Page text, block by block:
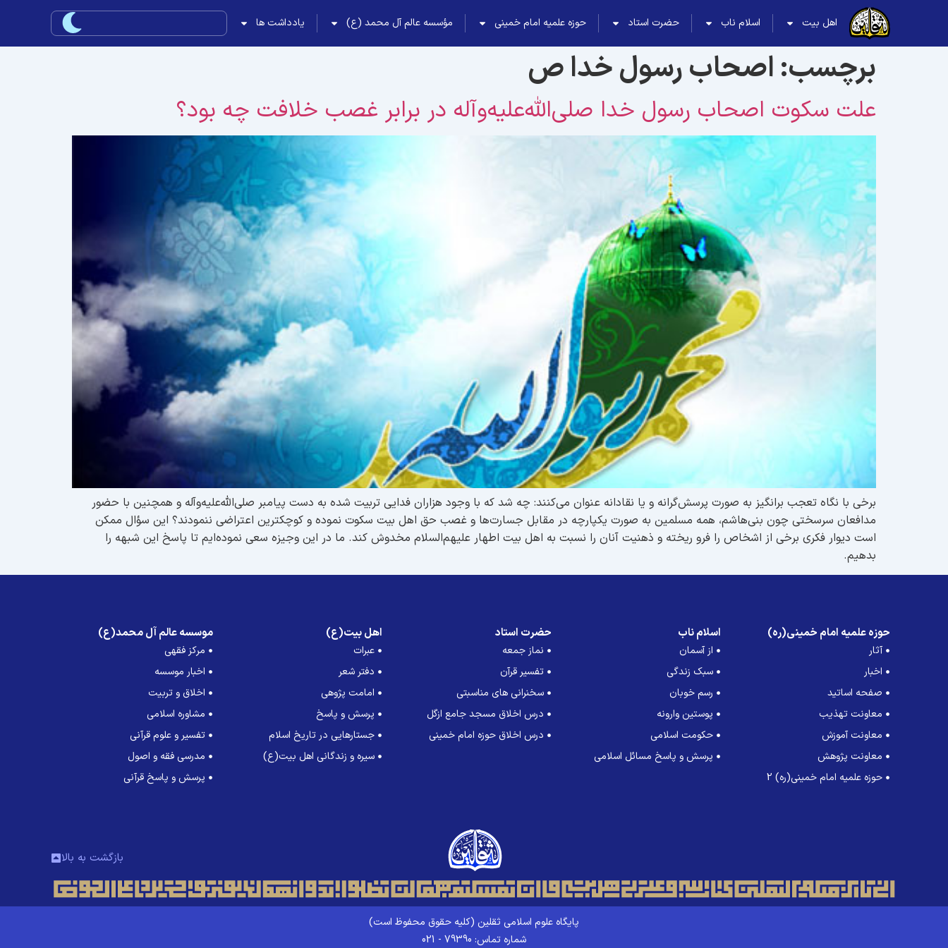
اهل بیت اسلام ناب حضرت استاد حوزه علمیه امام خمینی مؤسسه عالم آل محمد (ع) یادداشت ها
برچسب: اصحاب رسول خدا ص
علت سکوت اصحاب رسول خدا صلی‌الله‌علیه‌وآله در برابر غصب خلافت چه بود؟
برخی با نگاه تعجب برانگیز به صورت پرسش‌گرانه و یا نقادانه عنوان می‌کنند: چه شد که با وجود هزاران فدایی تربیت شده به دست پیامبر صلی‌الله‌علیه‌وآله و همچنین با حضور
مدافعان سرسختی چون بنی‌هاشم، همه مسلمین به صورت یکپارچه در مقابل جسارت‌ها و غصب حق اهل بیت سکوت نموده و کوچکترین اعتراضی ننمودند؟ این سؤال ممکن
است دیوار فکری برخی از اشخاص را فرو ریخته و ذهنیت آنان را نسبت به اهل بیت اطهار علیهم‌السلام مخدوش کند. ما در این وجیزه سعی نموده‌ایم تا پاسخ این شبهه را
بدهیم.
حوزه علمیه امام خمینی(ره)
آثار
اخبار
صفحه اساتید
معاونت تهذیب
معاونت آموزش
معاونت پژوهش
حوزه علمیه امام خمینی(ره) 2
اسلام ناب
از آسمان
سبک زندگی
رسم خوبان
پوستین وارونه
حکومت اسلامی
پرسش و پاسخ مسائل اسلامی
حضرت استاد
نماز جمعه
تفسیر قرآن
سخنرانی های مناسبتی
درس اخلاق مسجد جامع ازگل
درس اخلاق حوزه امام خمینی
اهل بیت(ع)
عبرات
دفتر شعر
امامت پژوهی
پرسش و پاسخ
جستارهایی در تاریخ اسلام
سیره و زندگانی اهل بیت(ع)
موسسه عالم آل محمد(ع)
مرکز فقهی
اخبار موسسه
اخلاق و تربیت
مشاوره اسلامی
تفسیر و علوم قرآنی
مدرسی فقه و اصول
پرسش و پاسخ قرآنی
بازگشت به بالا
پایگاه علوم اسلامی ثقلین (کلیه حقوق محفوظ است)
شماره تماس: 79390 - 021